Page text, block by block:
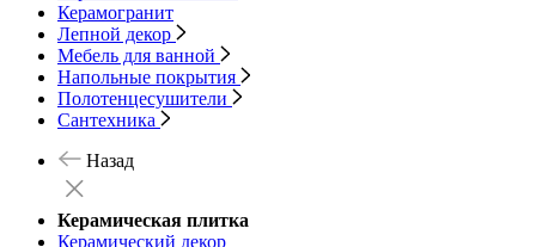
Керамогранит
Лепной декор
Мебель для ванной
Напольные покрытия
Полотенцесушители
Сантехника
Назад
Керамическая плитка
Керамический декор